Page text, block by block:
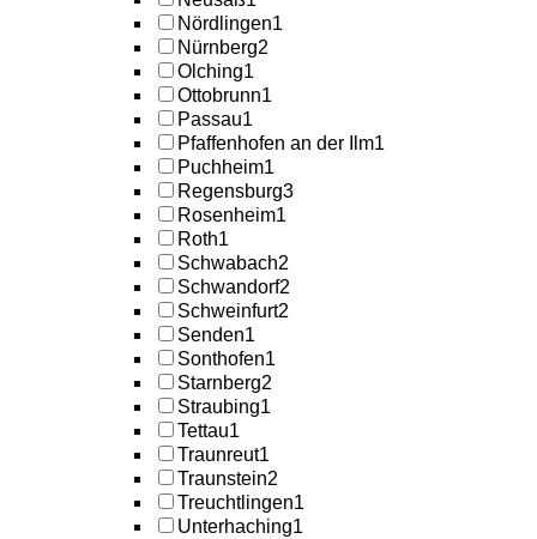
Nördlingen1
Nürnberg2
Olching1
Ottobrunn1
Passau1
Pfaffenhofen an der Ilm1
Puchheim1
Regensburg3
Rosenheim1
Roth1
Schwabach2
Schwandorf2
Schweinfurt2
Senden1
Sonthofen1
Starnberg2
Straubing1
Tettau1
Traunreut1
Traunstein2
Treuchtlingen1
Unterhaching1